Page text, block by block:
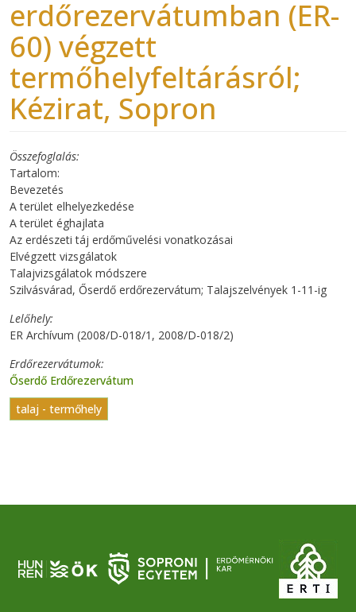
erdőrezervátumban (ER-
60) végzett
termőhelyfeltárásról;
Kézirat, Sopron
Összefoglalás
Tartalom:
Bevezetés
A terület elhelyezkedése
A terület éghajlata
Az erdészeti táj erdőművelési vonatkozásai
Elvégzett vizsgálatok
Talajvizsgálatok módszere
Szilvásvárad, Őserdő erdőrezervátum; Talajszelvények 1-11-ig
Lelőhely
ER Archívum (2008/D-018/1, 2008/D-018/2)
Erdőrezervátumok
Őserdő Erdőrezervátum
talaj - termőhely